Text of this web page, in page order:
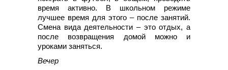
время активно. В школьном режиме
лучшее время для этого – после занятий.
Смена вида деятельности – это отдых, а
после возвращения домой можно и
уроками заняться.
Вечер